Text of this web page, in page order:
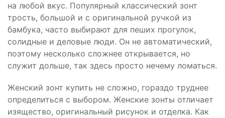
на любой вкус. Популярный классический зонт
трость, большой и с оригинальной ручкой из
бамбука, часто выбирают для пеших прогулок,
солидные и деловые люди. Он не автоматический,
поэтому несколько сложнее открывается, но
служит дольше, так здесь просто нечему ломаться.
Женский зонт купить не сложно, гораздо труднее
определиться с выбором. Женские зонты отличает
изящество, оригинальный рисунок и отделка. Как